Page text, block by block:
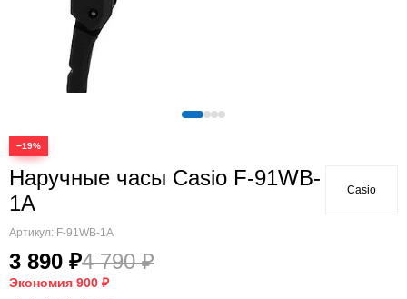
−19%
Наручные часы Casio F-91WB-
1A
Артикул: F-91WB-1A
3 890 ₽4 790 ₽
Экономия 900 ₽
Casio